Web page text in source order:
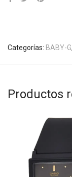
Categorías: BABY-G,
Productos